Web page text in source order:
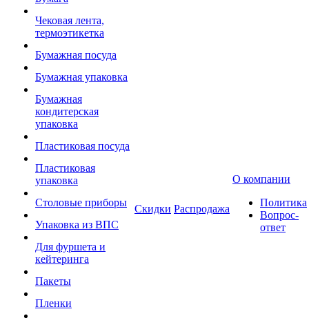
Чековая лента,
термоэтикетка
Бумажная посуда
Бумажная упаковка
Бумажная
кондитерская
упаковка
Пластиковая посуда
Пластиковая
упаковка
Столовые приборы
Упаковка из ВПС
Для фуршета и
кейтеринга
Пакеты
Пленки
Скидки Распродажа
О компании
Политика
Вопрос-
ответ